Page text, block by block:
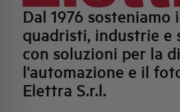
Dal 1976
quadristi, industrie e
con soluzioni per la
l'automazione e il
Elettra S.r.l.